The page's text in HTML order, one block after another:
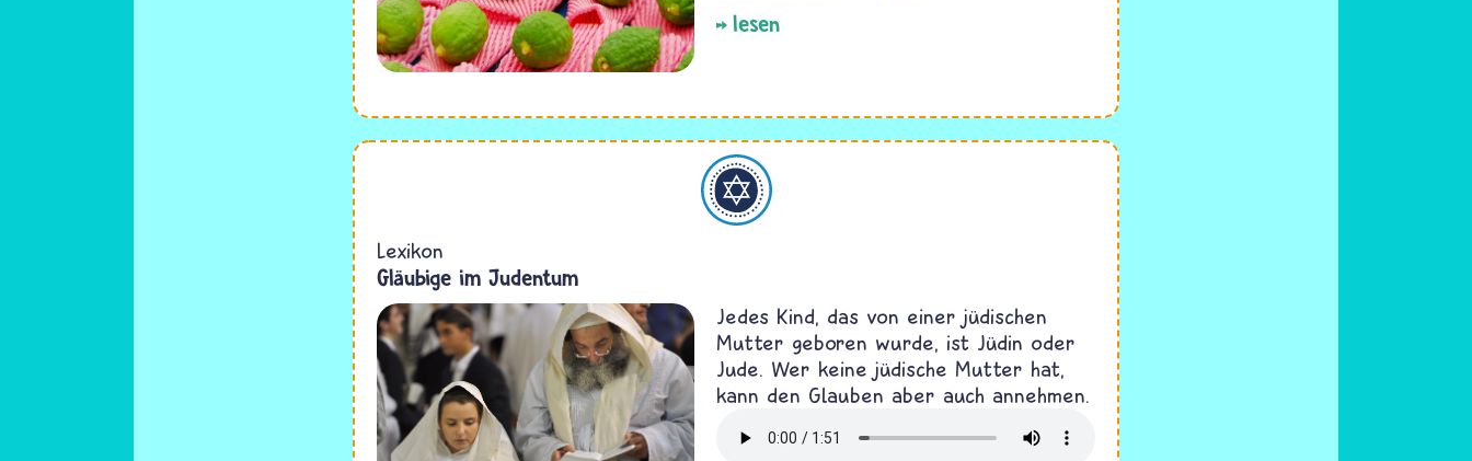
lesen
Lexikon
Gläubige im Judentum
Jedes Kind, das von einer jüdischen
Mutter geboren wurde, ist Jüdin oder
Jude. Wer keine jüdische Mutter hat,
kann den Glauben aber auch annehmen.